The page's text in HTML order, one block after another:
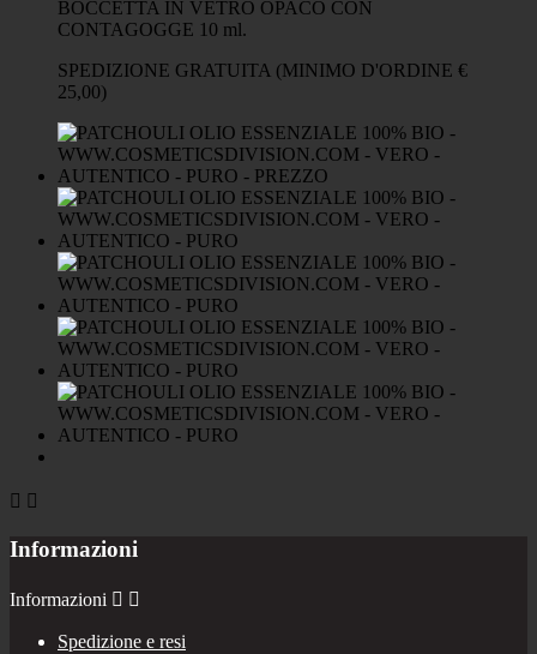
BOCCETTA IN VETRO OPACO CON
CONTAGOGGE 10 ml.
SPEDIZIONE GRATUITA (MINIMO D'ORDINE €
25,00)
 
Informazioni
Informazioni  
Spedizione e resi